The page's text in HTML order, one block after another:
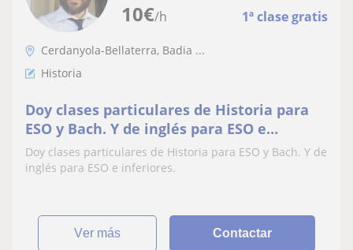
10€/h 1ª clase gratis
Cerdanyola-Bellaterra, Badia ...
Historia
Doy clases particulares de Historia para
ESO y Bach. Y de inglés para ESO e
inferiores
Doy clases particulares de Historia para ESO y Bach. Y de
inglés para ESO e inferiores.
ver más Contactar